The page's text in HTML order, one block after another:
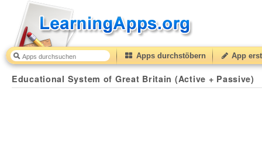
Apps durchstöbern App
Educational System of Great Britain (Active + Passive)